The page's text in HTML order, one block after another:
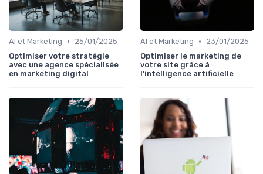
AI et Marketing •
25/01/2025
Optimiser votre stratégie
avec une agence spécialisée
en marketing digital
AI et Marketing •
23/01/2025
Optimiser le marketing de
votre site grâce à
l'intelligence artificielle